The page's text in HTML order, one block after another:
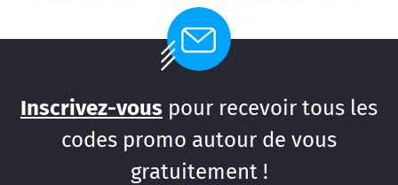
Inscrivez-vous pour recevoir tous les
codes promo autour de vous
gratuitement !